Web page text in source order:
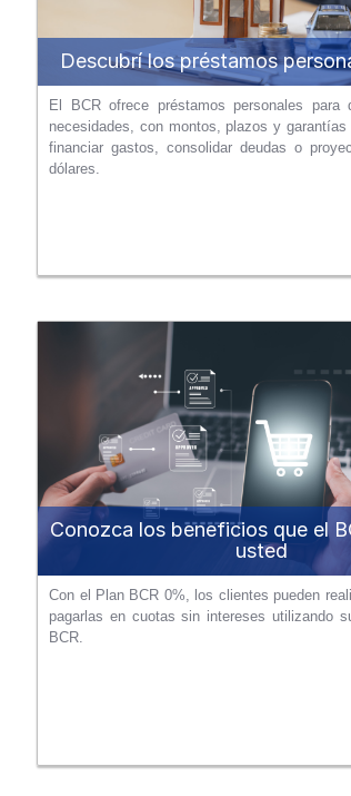
Descubrí los préstamos
El BCR ofrece préstamos personales para
necesidades, con montos, plazos y garantías
financiar gastos, consolidar deudas o
dólares.
Conozca los beneficios que el
usted
Con el Plan BCR 0%, los clientes pueden
pagarlas en cuotas sin intereses utilizando
BCR.